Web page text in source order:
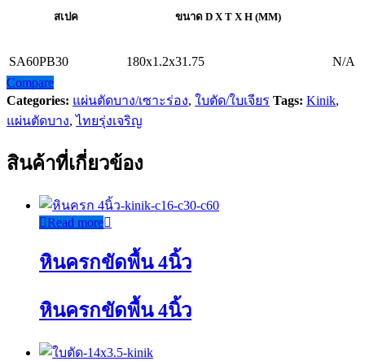
สเปค ขนาด D X T X H (MM)
SA60PB30 180x1.2x31.75
N/A
Compare
Categories: แผ่นตัดบาง/เซาะร่อง, ใบตัด/ใบเจียร Tags: Kinik,
แผ่นตัดบาง,ไทยรุ่งเจริญ
สินค้าที่เกี่ยวข้อง
Read more
หินครกขัดพื้น 4นิ้ว
หินครกขัดพื้น 4นิ้ว